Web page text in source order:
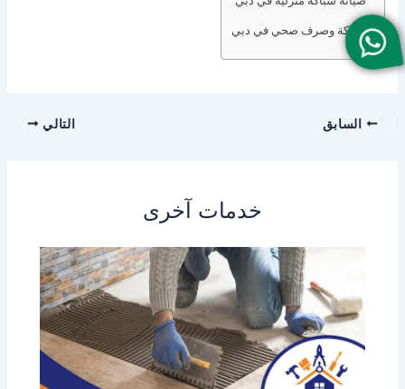
سباكة وصرف صحي في دبي
السابق التالي
خدمات آخرى